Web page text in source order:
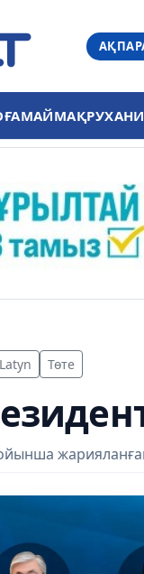
АЙМАҚ
Latyn Төте